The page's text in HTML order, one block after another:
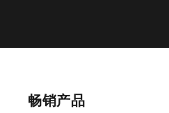
畅销产品